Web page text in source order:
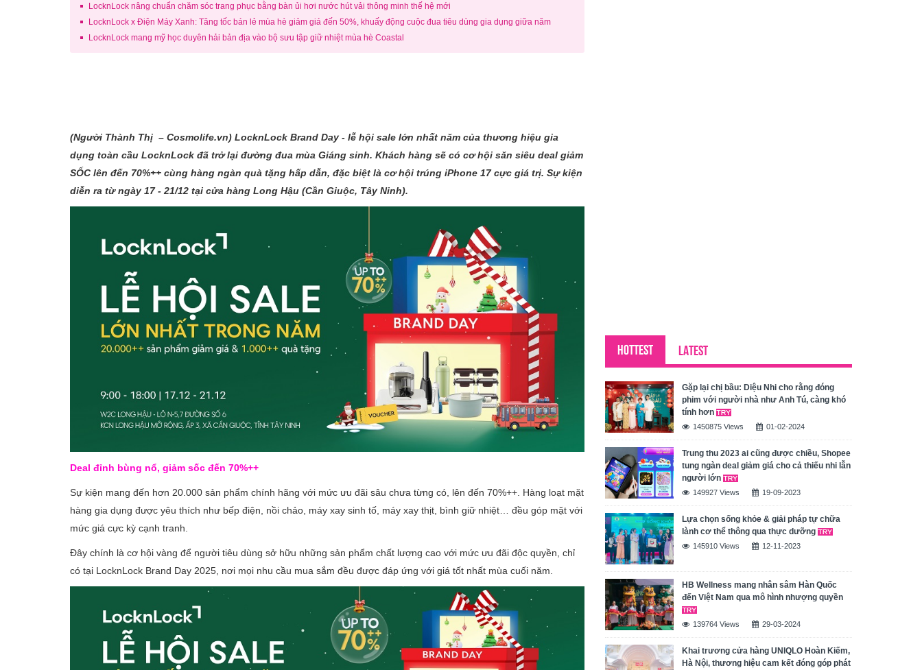
LocknLock nâng chuẩn chăm sóc trang phục bằng bàn ủi hơi nước hút vải thông minh thế hệ mới
LocknLock x Điện Máy Xanh: Tăng tốc bán lẻ mùa hè giảm giá đến 50%, khuấy động cuộc đua tiêu dùng gia dụng giữa năm
LocknLock mang mỹ học duyên hải bản địa vào bộ sưu tập giữ nhiệt mùa hè Coastal
(Người Thành Thị – Cosmolife.vn) LocknLock Brand Day - lễ hội sale lớn nhất năm của thương hiệu gia
dụng toàn cầu LocknLock đã trở lại đường đua mùa Giáng sinh. Khách hàng sẽ có cơ hội săn siêu deal giảm
SỐC lên đến 70%++ cùng hàng ngàn quà tặng hấp dẫn, đặc biệt là cơ hội trúng iPhone 17 cực giá trị. Sự kiện
diễn ra từ ngày 17 - 21/12 tại cửa hàng Long Hậu (Cần Giuộc, Tây Ninh).
Deal đỉnh bùng nổ, giảm sốc đến 70%++
Sự kiện mang đến hơn 20.000 sản phẩm chính hãng với mức ưu đãi sâu chưa từng có, lên đến 70%++. Hàng loạt mặt
hàng gia dụng được yêu thích như bếp điện, nồi chảo, máy xay sinh tố, máy xay thịt, bình giữ nhiệt… đều góp mặt với
mức giá cực kỳ cạnh tranh.
Đây chính là cơ hội vàng để người tiêu dùng sở hữu những sản phẩm chất lượng cao với mức ưu đãi độc quyền, chỉ
có tại LocknLock Brand Day 2025, nơi mọi nhu cầu mua sắm đều được đáp ứng với giá tốt nhất mùa cuối năm.
HOTTEST LATEST
Gặp lại chị bầu: Diệu Nhi cho rằng đóng
phim với người nhà như Anh Tú, càng khó
tính hơn
1450875 Views 01-02-2024
Trung thu 2023 ai cũng được chiều, Shopee
tung ngàn deal giảm giá cho cả thiếu nhi lẫn
người lớn
149927 Views 19-09-2023
Lựa chọn sống khỏe & giải pháp tự chữa
lành cơ thể thông qua thực dưỡng
145910 Views 12-11-2023
HB Wellness mang nhân sâm Hàn Quốc
đến Việt Nam qua mô hình nhượng quyền
139764 Views 29-03-2024
Khai trương cửa hàng UNIQLO Hoàn Kiếm,
Hà Nội, thương hiệu cam kết đóng góp phát